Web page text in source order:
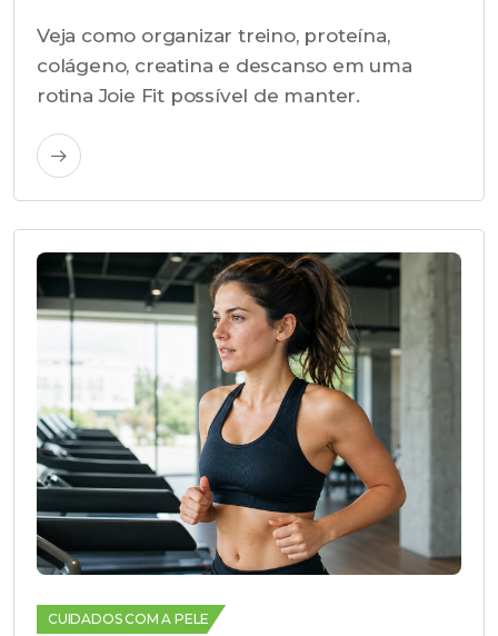
Veja como organizar treino, proteína,
colágeno, creatina e descanso em uma
rotina Joie Fit possível de manter.
CUIDADOS COM A PELE